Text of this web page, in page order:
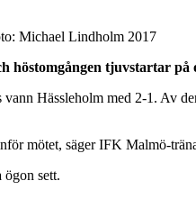
Michael Lindholm 2017
tjuvstartar
Hässleholm med 2-1. Av
mötet, säger IFK Malmö-
sett.